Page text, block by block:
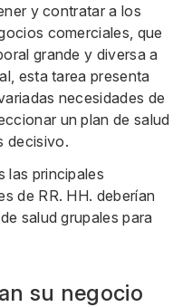
y contratar a los
comerciales, que
grande y diversa a
esta tarea presenta
necesidades de
un plan de salud
decisivo.
las principales
de RR. HH. deberían
salud grupales para
su negocio